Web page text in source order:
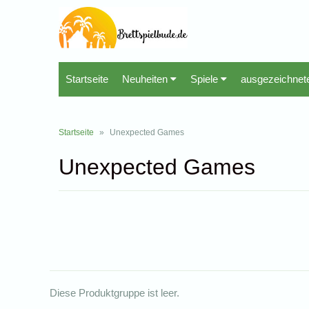
Startseite Neuheiten Spiele
Startseite » Unexpected Games
Unexpected Games
Diese Produktgruppe ist leer.